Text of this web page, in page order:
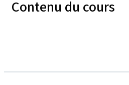
Contenu du cours